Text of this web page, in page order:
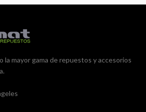
la mayor gama de repuestos y accesorios